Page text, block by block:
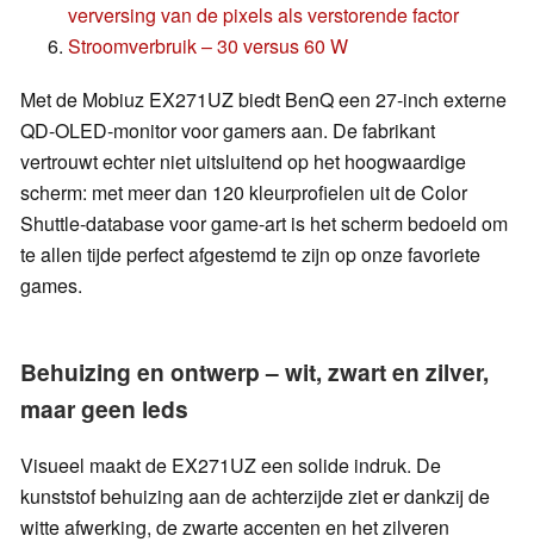
verversing van de pixels als verstorende factor
Stroomverbruik – 30 versus 60 W
Met de Mobiuz EX271UZ biedt BenQ een 27-inch externe
QD-OLED-monitor voor gamers aan. De fabrikant
vertrouwt echter niet uitsluitend op het hoogwaardige
scherm: met meer dan 120 kleurprofielen uit de Color
Shuttle-database voor game-art is het scherm bedoeld om
te allen tijde perfect afgestemd te zijn op onze favoriete
games.
Behuizing en ontwerp – wit, zwart en zilver,
maar geen leds
Visueel maakt de EX271UZ een solide indruk. De
kunststof behuizing aan de achterzijde ziet er dankzij de
witte afwerking, de zwarte accenten en het zilveren